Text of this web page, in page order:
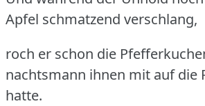
Apfel schmatzend verschlang,
roch er schon die
nachtsmann ihnen mit auf die
hatte.